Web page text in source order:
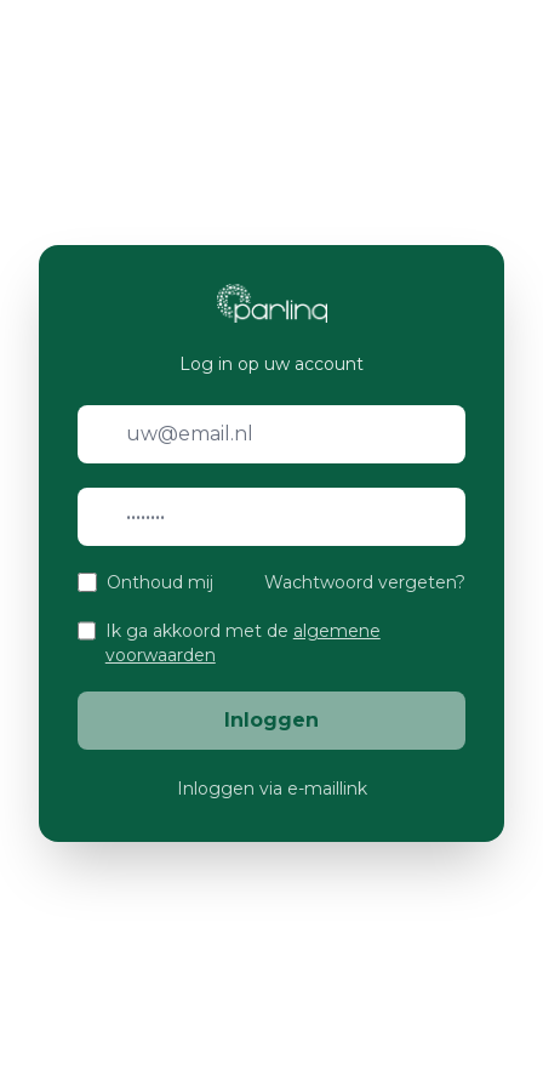
Log in op uw account
Onthoud mij Wachtwoord vergeten?
Ik ga akkoord met de algemene
voorwaarden
Inloggen
Inloggen via e-maillink